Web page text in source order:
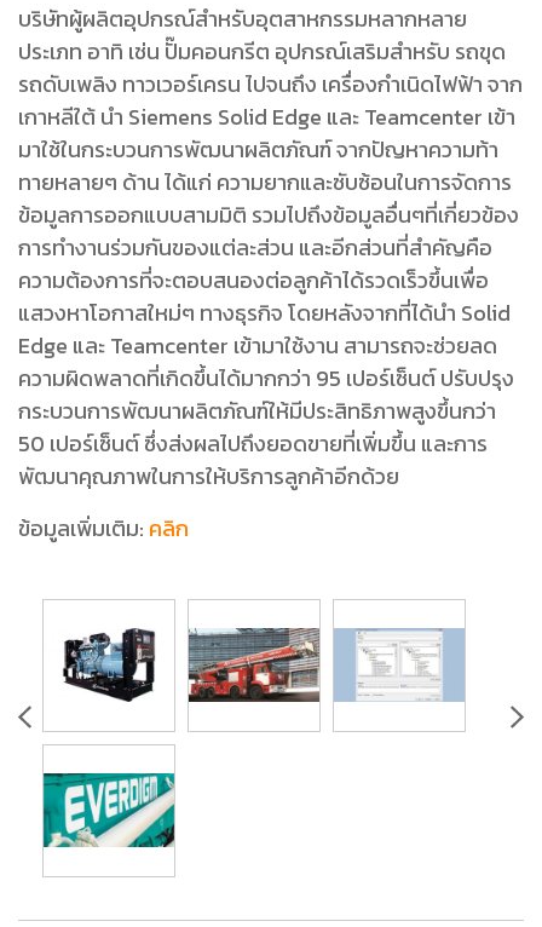
บริษัทผู้ผลิตอุปกรณ์สำหรับอุตสาหกรรมหลากหลาย
ประเภท อาทิ เช่น ปั๊มคอนกรีต อุปกรณ์เสริมสำหรับ รถขุด
รถดับเพลิง ทาวเวอร์เครน ไปจนถึง เครื่องกำเนิดไฟฟ้า จาก
เกาหลีใต้ นำ Siemens Solid Edge และ Teamcenter เข้า
มาใช้ในกระบวนการพัฒนาผลิตภัณฑ์ จากปัญหาความท้า
ทายหลายๆ ด้าน ได้แก่ ความยากและซับซ้อนในการจัดการ
ข้อมูลการออกแบบสามมิติ รวมไปถึงข้อมูลอื่นๆที่เกี่ยวข้อง
การทำงานร่วมกันของแต่ละส่วน และอีกส่วนที่สำคัญคือ
ความต้องการที่จะตอบสนองต่อลูกค้าได้รวดเร็วขึ้นเพื่อ
แสวงหาโอกาสใหม่ๆ ทางธุรกิจ โดยหลังจากที่ได้นำ Solid
Edge และ Teamcenter เข้ามาใช้งาน สามารถจะช่วยลด
ความผิดพลาดที่เกิดขึ้นได้มากกว่า 95 เปอร์เซ็นต์ ปรับปรุง
กระบวนการพัฒนาผลิตภัณฑ์ให้มีประสิทธิภาพสูงขึ้นกว่า
50 เปอร์เซ็นต์ ซึ่งส่งผลไปถึงยอดขายที่เพิ่มขึ้น และการ
พัฒนาคุณภาพในการให้บริการลูกค้าอีกด้วย
ข้อมูลเพิ่มเติม: คลิก